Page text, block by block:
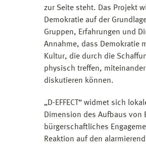
zur Seite steht. Das Projekt
Demokratie auf der
Gruppen, Erfahrungen und
Annahme, dass Demokratie
Kultur, die durch die
physisch treffen,
diskutieren können.
„D-EFFECT“ widmet sich
Dimension des Aufbaus von
bürgerschaftliches
Reaktion auf den